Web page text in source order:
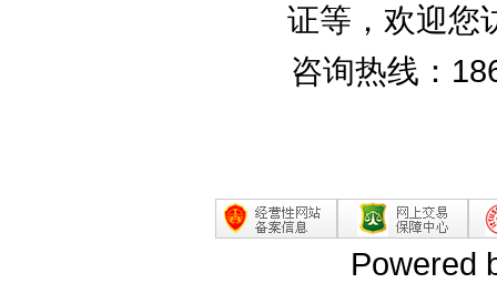
证等，欢迎您
咨询热线：
Powered